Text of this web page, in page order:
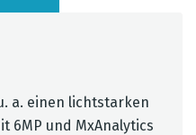
a. einen lichtstarken
6MP und MxAnalytics